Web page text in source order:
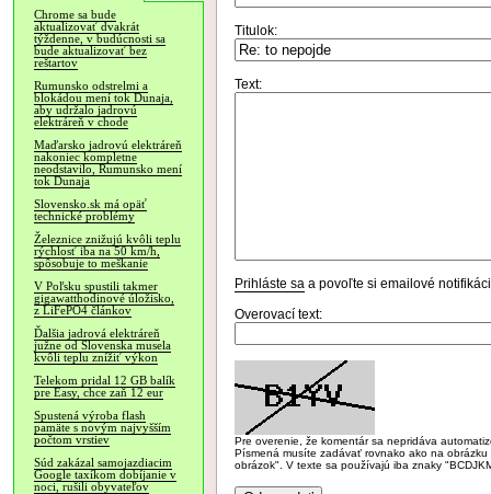
Chrome sa bude
aktualizovať dvakrát
týždenne, v budúcnosti sa
bude aktualizovať bez
reštartov
Rumunsko odstrelmi a
blokádou mení tok Dunaja,
aby udržalo jadrovú
elektráreň v chode
Maďarsko jadrovú elektráreň
nakoniec kompletne
neodstavilo, Rumunsko mení
tok Dunaja
Slovensko.sk má opäť
technické problémy
Železnice znižujú kvôli teplu
rýchlosť iba na 50 km/h,
spôsobuje to meškanie
V Poľsku spustili takmer
gigawatthodinové úložisko,
z LiFePO4 článkov
Ďalšia jadrová elektráreň
južne od Slovenska musela
kvôli teplu znížiť výkon
Telekom pridal 12 GB balík
pre Easy, chce zaň 12 eur
Spustená výroba flash
pamäte s novým najvyšším
počtom vrstiev
Súd zakázal samojazdiacim
Google taxíkom dobíjanie v
noci, rušili obyvateľov
Titulok:
Text:
Prihláste sa a povoľte si emailové
Overovací text:
Pre overenie, že komentár sa nepridáva
Písmená musíte zadávať rovnako ako na
obrázok". V texte sa používajú iba znaky